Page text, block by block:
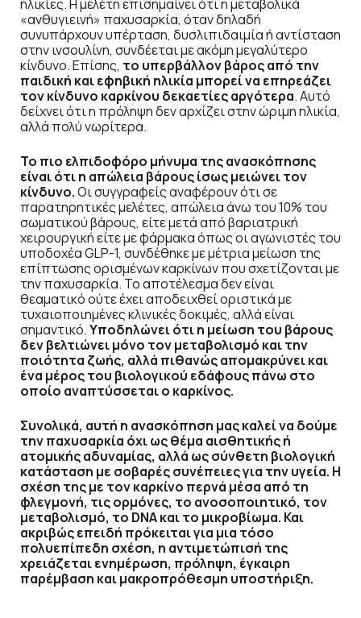
ηλικίες. Η μελέτη επισημαίνει ότι η μεταβολικά
«ανθυγιεινή» παχυσαρκία, όταν δηλαδή
συνυπάρχουν υπέρταση, δυσλιπιδαιμία ή αντίσταση
στην ινσουλίνη, συνδέεται με ακόμη μεγαλύτερο
κίνδυνο. Επίσης, το υπερβάλλον βάρος από την
παιδική και εφηβική ηλικία μπορεί να επηρεάζει
τον κίνδυνο καρκίνου δεκαετίες αργότερα. Αυτό
δείχνει ότι η πρόληψη δεν αρχίζει στην ώριμη ηλικία,
αλλά πολύ νωρίτερα.
Το πιο ελπιδοφόρο μήνυμα της ανασκόπησης
είναι ότι η απώλεια βάρους ίσως μειώνει τον
κίνδυνο.Οι συγγραφείς αναφέρουν ότι σε
παρατηρητικές μελέτες, απώλεια άνω του 10% του
σωματικού βάρους, είτε μετά από βαριατρική
χειρουργική είτε με φάρμακα όπως οι αγωνιστές του
υποδοχέα GLP-1, συνδέθηκε με μέτρια μείωση της
επίπτωσης ορισμένων καρκίνων που σχετίζονται με
την παχυσαρκία. Το αποτέλεσμα δεν είναι
θεαματικό ούτε έχει αποδειχθεί οριστικά με
τυχαιοποιημένες κλινικές δοκιμές, αλλά είναι
σημαντικό.Υποδηλώνει ότι η μείωση του βάρους
δεν βελτιώνει μόνο τον μεταβολισμό και την
ποιότητα ζωής, αλλά πιθανώς απομακρύνει και
ένα μέρος του βιολογικού εδάφους πάνω στο
οποίο αναπτύσσεται ο καρκίνος.
Συνολικά, αυτή η ανασκόπηση μας καλεί να δούμε
την παχυσαρκία όχι ως θέμα αισθητικής ή
ατομικής αδυναμίας, αλλά ως σύνθετη βιολογική
κατάσταση με σοβαρές συνέπειες για την υγεία. Η
σχέση της με τον καρκίνο περνά μέσα από τη
φλεγμονή, τις ορμόνες, το ανοσοποιητικό, τον
μεταβολισμό, το DNAκαι το μικροβίωμα. Και
ακριβώς επειδή πρόκειται για μια τόσο
πολυεπίπεδη σχέση, η αντιμετώπισή της
χρειάζεται ενημέρωση, πρόληψη, έγκαιρη
παρέμβαση και μακροπρόθεσμη υποστήριξη.